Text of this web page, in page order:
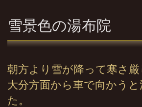
雪景色の湯布院
朝方より雪が降って寒さ
大分方面から車で向かう
た。